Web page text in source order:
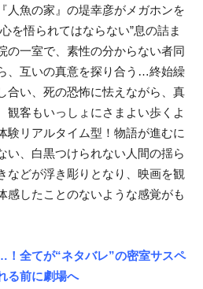
人魚の家』の堤幸彦がメガホンを
を悟られてはならない”息の詰ま
の一室で、素性の分からない者同
、互いの真意を探り合う…終始繰
合い、死の恐怖に怯えながら、真
観客もいっしょにさまよい歩くよ
験リアルタイム型！物語が進むに
い、白黒つけられない人間の揺ら
などが浮き彫りとなり、映画を観
感したことのないような感覚がも
！ 全てが“ネタバレ”の密室サスペ
る前に劇場へ